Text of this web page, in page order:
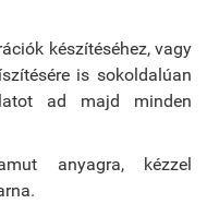
készítéséhez, vagy
is sokoldalúan
ad majd minden
anyagra, kézzel